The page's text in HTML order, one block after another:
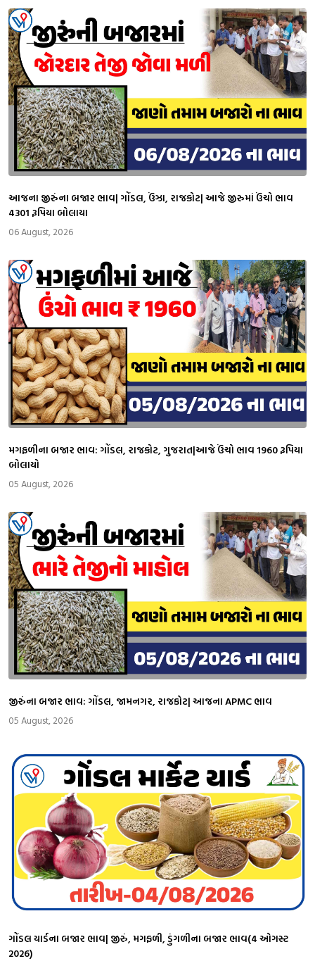
આજના જીરુંના બજાર ભાવ| ગોંડલ, ઉંઝા, રાજકોટ| આજે જીરુમાં ઉંચો ભાવ
4301 રૂપિયા બોલાયા
06 August, 2026
મગફળીના બજાર ભાવ: ગોંડલ, રાજકોટ, ગુજરાત|આજે ઉંચો ભાવ 1960 રૂપિયા
બોલાયો
05 August, 2026
જીરુંના બજાર ભાવ: ગોંડલ, જામનગર, રાજકોટ| આજના APMC ભાવ
05 August, 2026
ગોંડલ યાર્ડના બજાર ભાવ| જીરું, મગફળી, ડુંગળીના બજાર ભાવ(4 ઓગસ્ટ
2026)